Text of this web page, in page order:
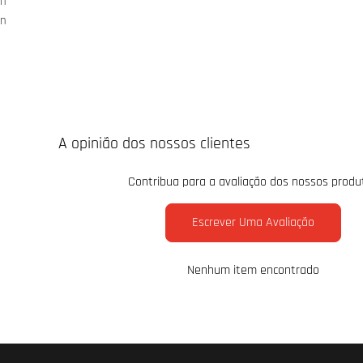
n
A opinião dos nossos clientes
Contribua para a avaliação dos nossos
Escrever Uma Avaliação
Nenhum item encontrado